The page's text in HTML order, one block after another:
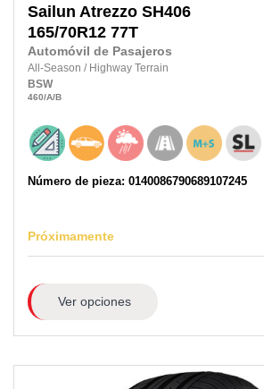
Sailun Atrezzo SH406
165/70R12 77T
Automóvil de Pasajeros
All-Season / Highway Terrain
BSW
460/A/B
Número de pieza: 0140086790689107245
Próximamente
Ver opciones